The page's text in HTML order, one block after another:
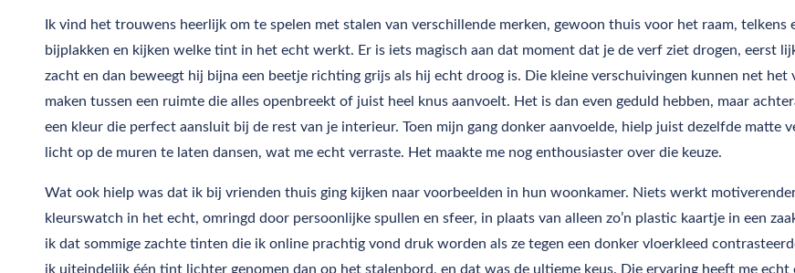
Ik vind het trouwens heerlijk om te spelen met stalen van verschillende merken, gewoon thuis voor het raam, telkens
bijplakken en kijken welke tint in het echt werkt. Er is iets magisch aan dat moment dat je de verf ziet drogen, eerst
zacht en dan beweegt hij bijna een beetje richting grijs als hij echt droog is. Die kleine verschuivingen kunnen net het
maken tussen een ruimte die alles openbreekt of juist heel knus aanvoelt. Het is dan even geduld hebben, maar
een kleur die perfect aansluit bij de rest van je interieur. Toen mijn gang donker aanvoelde, hielp juist dezelfde matte
licht op de muren te laten dansen, wat me echt verraste. Het maakte me nog enthousiaster over die keuze.
Wat ook hielp was dat ik bij vrienden thuis ging kijken naar voorbeelden in hun woonkamer. Niets werkt
kleurswatch in het echt, omringd door persoonlijke spullen en sfeer, in plaats van alleen zo’n plastic kaartje in een
ik dat sommige zachte tinten die ik online prachtig vond druk worden als ze tegen een donker vloerkleed
ik uiteindelijk één tint lichter genomen dan op het stalenbord, en dat was de ultieme keus. Die ervaring heeft me echt